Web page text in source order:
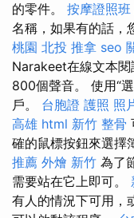
的零件。 按摩證照班
名稱，如果有的話，
桃園 北投 推拿 seo
Narakeet在線文本
800個聲音。 使用“
戶。 台胞證 護照 照
高雄 html 新竹 整骨
確的鼠標按鈕來選擇
推薦 外燴 新竹 為了
需要站在它上即可。
有人的情況下可用，